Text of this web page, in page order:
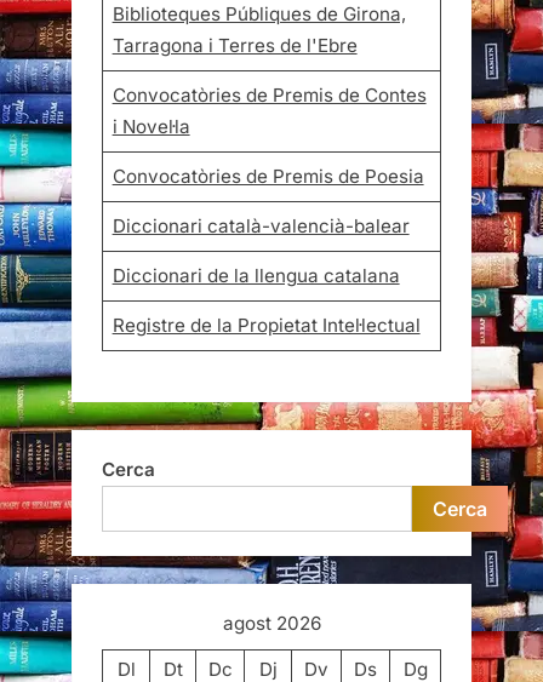
Biblioteques Públiques de Girona,
Tarragona i Terres de l'Ebre
Convocatòries de Premis de Contes
i Novel·la
Convocatòries de Premis de Poesia
Diccionari català-valencià-balear
Diccionari de la llengua catalana
Registre de la Propietat Intel·lectual
Cerca
Cerca
agost 2026
Dl
Dt Dc Dj Dv Ds
Dg